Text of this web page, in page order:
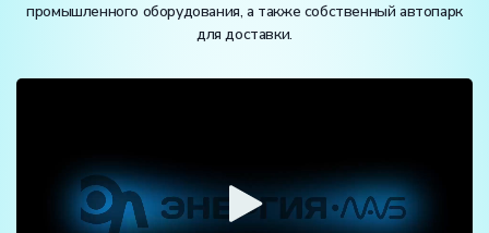
промышленного оборудования, а также собственный автопарк
для доставки.